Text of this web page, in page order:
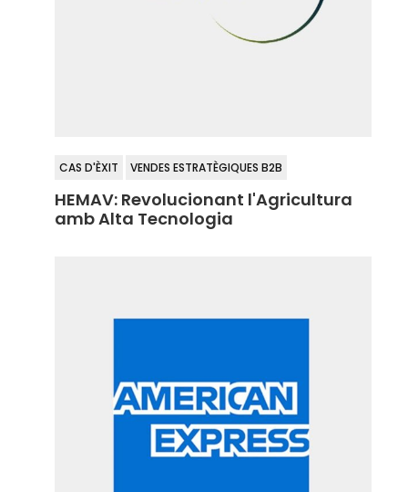
CAS D'ÈXIT VENDES ESTRATÈGIQUES B2B
HEMAV: Revolucionant l'Agricultura
amb Alta Tecnologia